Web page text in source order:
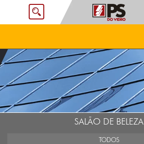
SALÃO DE BELEZA
TODOS